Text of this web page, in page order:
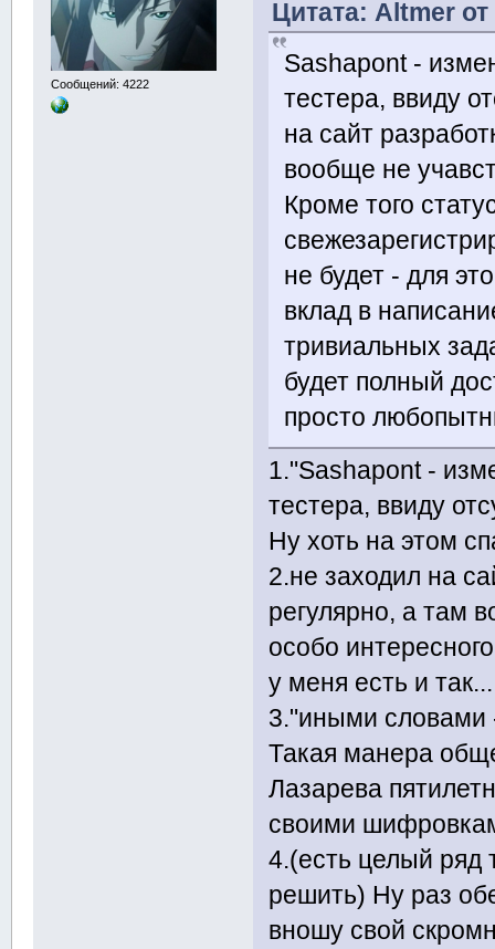
Сообщений: 4222
Цитата: Altmer
Sashapont -
тестера, ввиду
на сайт
вообще не
Кроме того
не будет - для
вклад в
тривиальных
будет полный
просто
1."Sashapont -
тестера, ввиду
Ну хоть на этом
2.не заходил на
регулярно, а там
особо
у меня есть и
3."иными словами
Такая манера
Лазарева
своими
4.(есть целый ряд
решить) Ну раз
вношу свой